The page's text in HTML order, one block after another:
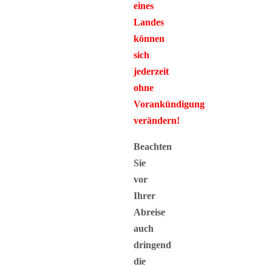
eines
Landes
können
sich
jederzeit
ohne
Vorankündigung
verändern!
Beachten
Sie
vor
Ihrer
Abreise
auch
dringend
die